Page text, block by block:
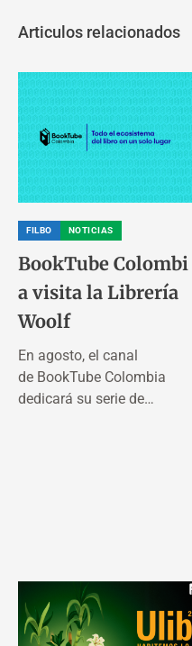
Articulos relacionados
FILBO NOTICIAS
BookTube Colombi
a visita la Librería
Woolf
En agosto, el canal
de BookTube Colombia
dedicará su serie de